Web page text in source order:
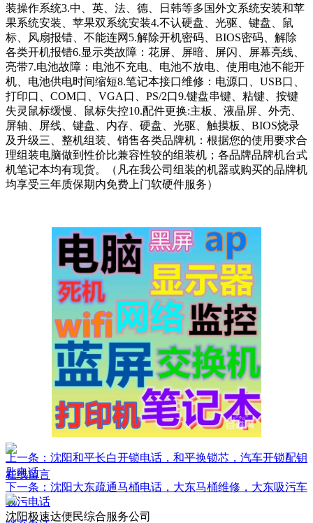
装操作系统3.中、英、法、德、日韩等多国外文系统安装和苹
果系统安装、苹果双系统安装4.不认硬盘、光驱、键盘、鼠
标、风扇报错、不能连网5.解除开机密码、BIOS密码、解除
各类开机报错6.显示类故障：花屏、屏暗、屏闪、屏幕亮线、
亮带7.电池故障：电池不充电、电池不放电、使用电池不能开
机、电池供电时间缩短8.笔记本接口维修：电源口、USB口、
打印口、COM口、VGA口、PS/2口9.键盘串键、粘键、按键
失灵鼠标缓慢、鼠标失控10.配件更换:主板、液晶屏、外壳、
屏轴、屏线、键盘、内存、硬盘、光驱、触摸板、BIOS烧录
及升级三、整机组装、销售各类品牌机：根据您的使用要求合
理组装电脑做到性价比兼容性较的组装机；各品牌品牌机台式
机笔记本均有现货。（凡在我公司组装的机器或购买的品牌机
均享受三年质保期内免费上门软硬件服务）
上一条：沈阳和平长白开锁电话，和平换锁芯，汽车开锁配钥
匙电话
下一条：沈阳大东疏通马桶电话，大东马桶维修，大东吸污车
吸污电话
沈阳极速达便民综合服务公司
在线留言